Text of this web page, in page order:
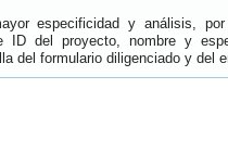
especificidad y análisis,
del proyecto, nombre y
del formulario diligenciado y del